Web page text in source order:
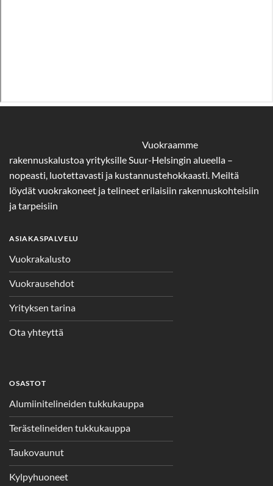
Vuokraamme
rakennuskalustoa yrityksille Suur-Helsingin alueella –
nopeasti, luotettavasti ja kustannustehokkaasti. Meiltä
löydät vuokrakoneet ja telineet erilaisiin rakennuskohteisiin
ja tarpeisiin
ASIAKASPALVELU
Vuokrakalusto
Vuokrausehdot
Yrityksen tarina
Ota yhteyttä
OSASTOT
Alumiinitelineiden tukkukauppa
Terästelineiden tukkukauppa
Taukovaunut
Kylpyhuoneet